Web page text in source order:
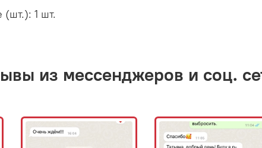
1 шт.
из мессенджеров и соц.